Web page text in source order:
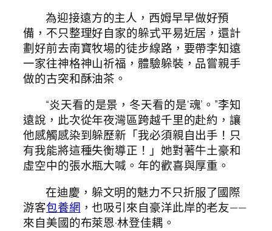
為迎接遠方的主人，西姆早早做好預
備，不只整理好自家的躲式平易近居，還計
劃好前去南寶牧場的徒步線路，要帶李知遠
一家往神格神山祈福，體驗躲裝，品嘗親手
做的古突和酥油茶。
“炎天看的是景，冬天看的是‘魂’。”李知
遠說，此次從年夜灣區跨越千里的赴約，讓
他感觸感染到躲歷新「我必須親自出手！只
有我能將這種失衡導正！」她對著牛土豪和
虛空中的張水瓶大喊。年的歡喜與厚重。
在迪慶，躲文明的魅力不只折服了國際
游客包養網 ，也吸引來自豪洋此岸的老友——
來自美國的布萊恩·林登佳耦。